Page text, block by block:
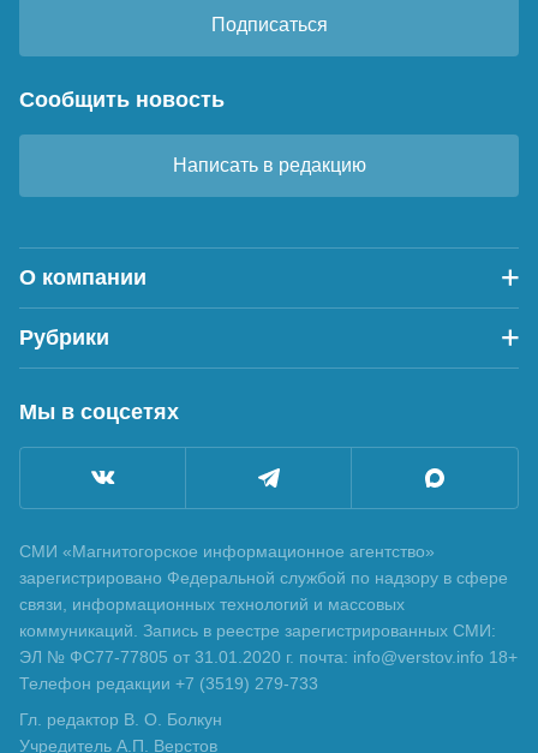
Подписаться
Сообщить новость
Написать в редакцию
О компании
Рубрики
Мы в соцсетях
СМИ «Магнитогорское информационное агентство»
зарегистрировано Федеральной службой по надзору в сфере
связи, информационных технологий и массовых
коммуникаций. Запись в реестре зарегистрированных СМИ:
ЭЛ № ФС77-77805 от 31.01.2020 г. почта: info@verstov.info 18+
Телефон редакции +7 (3519) 279-733
Гл. редактор В. О. Болкун
Учредитель А.П. Верстов